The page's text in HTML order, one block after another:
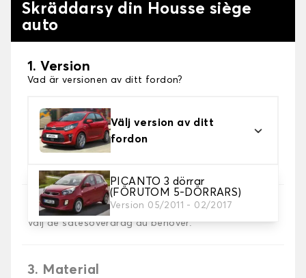
Skräddarsy din Housse siège
auto
1. Version
Vad är versionen av ditt fordon?
Välj version av ditt
fordon
PICANTO 3 dörrar
(FÖRUTOM 5-DÖRRARS)
Version 05/2011 - 02/2017
2. Val av spel
Välj de sätesöverdrag du behöver.
3. Material